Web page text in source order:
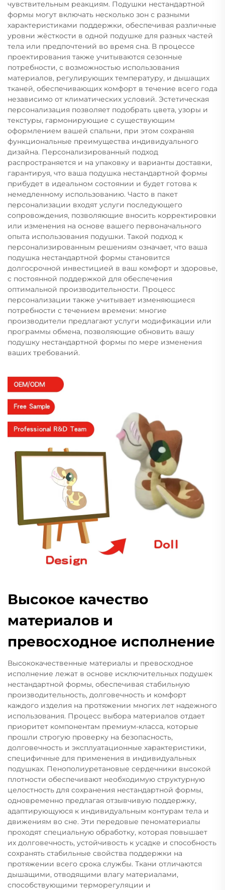
чувствительным реакциям. Подушки нестандартной
формы могут включать несколько зон с разными
характеристиками поддержки, обеспечивая различные
уровни жёсткости в одной подушке для разных частей
тела или предпочтений во время сна. В процессе
проектирования также учитываются сезонные
потребности, с возможностью использования
материалов, регулирующих температуру, и дышащих
тканей, обеспечивающих комфорт в течение всего года
независимо от климатических условий. Эстетическая
персонализация позволяет подобрать цвета, узоры и
текстуры, гармонирующие с существующим
оформлением вашей спальни, при этом сохраняя
функциональные преимущества индивидуального
дизайна. Персонализированный подход
распространяется и на упаковку и варианты доставки,
гарантируя, что ваша подушка нестандартной формы
прибудет в идеальном состоянии и будет готова к
немедленному использованию. Часто в пакет
персонализации входят услуги последующего
сопровождения, позволяющие вносить корректировки
или изменения на основе вашего первоначального
опыта использования подушки. Такой подход к
персонализированным решениям означает, что ваша
подушка нестандартной формы становится
долгосрочной инвестицией в ваш комфорт и здоровье,
с постоянной поддержкой для обеспечения
оптимальной производительности. Процесс
персонализации также учитывает изменяющиеся
потребности с течением времени: многие
производители предлагают услуги модификации или
программы обмена, позволяющие обновить вашу
подушку нестандартной формы по мере изменения
ваших требований.
Высокое качество
материалов и
превосходное исполнение
Высококачественные материалы и превосходное
исполнение лежат в основе исключительных подушек
нестандартной формы, обеспечивая стабильную
производительность, долговечность и комфорт
каждого изделия на протяжении многих лет надежного
использования. Процесс выбора материалов отдает
приоритет компонентам премиум-класса, которые
прошли строгую проверку на безопасность,
долговечность и эксплуатационные характеристики,
специфичные для применения в индивидуальных
подушках. Пенополиуретановые сердечники высокой
плотности обеспечивают необходимую структурную
целостность для сохранения нестандартной формы,
одновременно предлагая отзывчивую поддержку,
адаптирующуюся к индивидуальным контурам тела и
движениям во сне. Эти передовые пеноматериалы
проходят специальную обработку, которая повышает
их долговечность, устойчивость к усадке и способность
сохранять стабильные свойства поддержки на
протяжении всего срока службы. Ткани отличаются
дышащими, отводящими влагу материалами,
способствующими терморегуляции и